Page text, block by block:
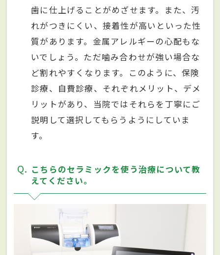
歯に仕上げることがめざせます。また、汚
れがつきにくい、接着性が高いといった性
質があります。金属アレルギーの心配もな
いでしょう。ただ噛み合わせが強い場合な
ど割れやすくなります。このように、保険
診療、自費診療、それぞれメリット、デメ
リットがあり、当院ではそれらを丁寧にご
説明して選択してもらうようにしていま
す。
Q
こちらのセラミックを使う治療について教
えてください。